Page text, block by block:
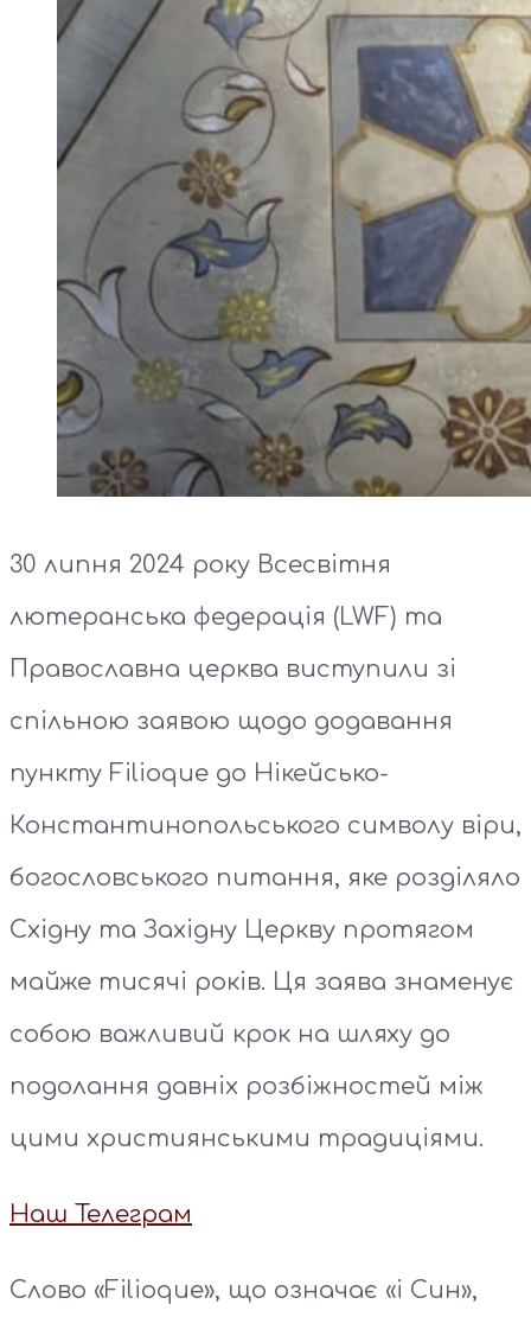
30 липня 2024 року Всесвітня
лютеранська федерація (LWF) та
Православна церква виступили зі
спільною заявою щодо додавання
пункту Filioque до Нікейсько-
Константинопольського символу віри,
богословського питання, яке розділяло
Східну та Західну Церкву протягом
майже тисячі років. Ця заява знаменує
собою важливий крок на шляху до
подолання давніх розбіжностей між
цими християнськими традиціями.
Наш Телеграм
Слово «Filioque», що означає «і Син»,